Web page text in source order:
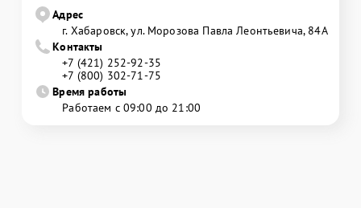
Адрес
г. Хабаровск, ул. Морозова Павла Леонтьевича, 84А
Контакты
+7 (421) 252-92-35
+7 (800) 302-71-75
Время работы
Работаем с 09:00 до 21:00